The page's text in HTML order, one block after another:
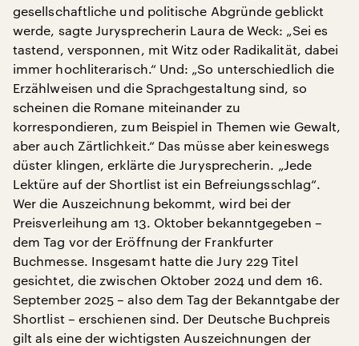
gesellschaftliche und politische Abgründe geblickt
werde, sagte Jurysprecherin Laura de Weck: „Sei es
tastend, versponnen, mit Witz oder Radikalität, dabei
immer hochliterarisch.“ Und: „So unterschiedlich die
Erzählweisen und die Sprachgestaltung sind, so
scheinen die Romane miteinander zu
korrespondieren, zum Beispiel in Themen wie Gewalt,
aber auch Zärtlichkeit.“ Das müsse aber keineswegs
düster klingen, erklärte die Jurysprecherin. „Jede
Lektüre auf der Shortlist ist ein Befreiungsschlag“.
Wer die Auszeichnung bekommt, wird bei der
Preisverleihung am 13. Oktober bekanntgegeben –
dem Tag vor der Eröffnung der Frankfurter
Buchmesse. Insgesamt hatte die Jury 229 Titel
gesichtet, die zwischen Oktober 2024 und dem 16.
September 2025 – also dem Tag der Bekanntgabe der
Shortlist – erschienen sind. Der Deutsche Buchpreis
gilt als eine der wichtigsten Auszeichnungen der